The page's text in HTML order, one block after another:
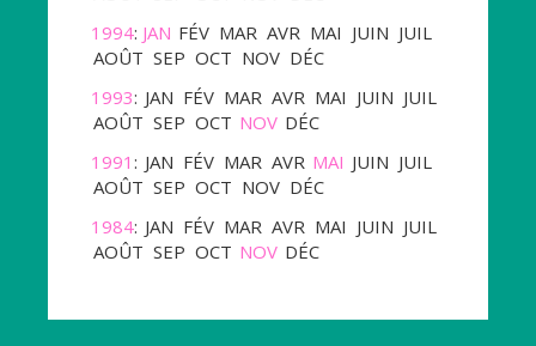
1994: JAN FÉV MAR AVR MAI JUIN JUIL
AOÛT SEP OCT NOV DÉC
1993: JAN FÉV MAR AVR MAI JUIN JUIL
AOÛT SEP OCT NOV DÉC
1991 : JAN FÉV MAR AVR MAI JUIN JUIL
AOÛT SEP OCT NOV DÉC
1984: JAN FÉV MAR AVR MAI JUIN JUIL
AOÛT SEP OCT NOV DÉC